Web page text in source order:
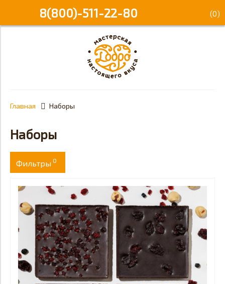
8(800)-511-22-80 (0)
Главная Наборы
Наборы
Фильтры 0
Цена